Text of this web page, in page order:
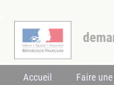
Accueil Faire